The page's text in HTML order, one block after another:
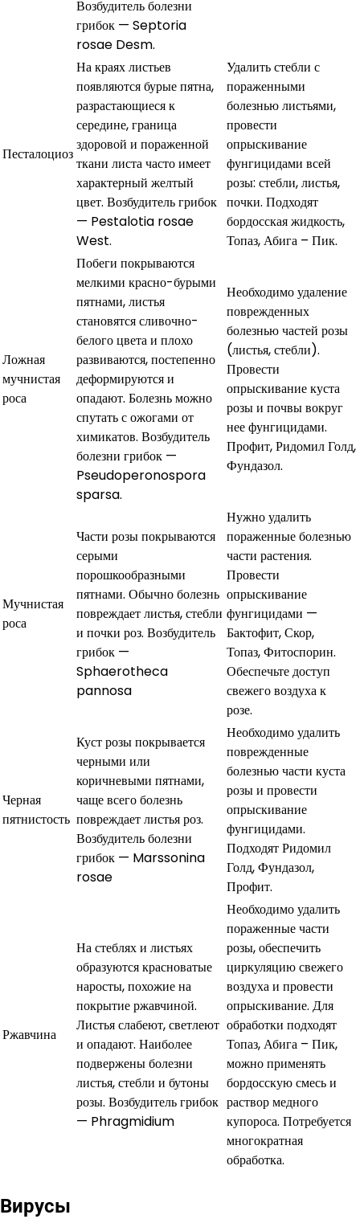
Возбудитель болезни
грибок — Septoria
rosae Desm.
Песталоциоз
На краях листьев
появляются бурые пятна,
разрастающиеся к
середине, граница
здоровой и пораженной
ткани листа часто имеет
характерный желтый
цвет. Возбудитель грибок
— Pestalotia rosae
West.
Удалить стебли с
пораженными
болезнью листьями,
провести
опрыскивание
фунгицидами всей
розы: стебли, листья,
почки. Подходят
бордосская жидкость,
Топаз, Абига – Пик.
Ложная
мучнистая
роса
Побеги покрываются
мелкими красно-бурыми
пятнами, листья
становятся сливочно-
белого цвета и плохо
развиваются, постепенно
деформируются и
опадают. Болезнь можно
спутать с ожогами от
химикатов. Возбудитель
болезни грибок —
Pseudoperonospora
sparsa.
Необходимо удаление
поврежденных
болезнью частей розы
(листья, стебли).
Провести
опрыскивание куста
розы и почвы вокруг
нее фунгицидами.
Профит, Ридомил Голд,
Фундазол.
Мучнистая
роса
Части розы покрываются
серыми
порошкообразными
пятнами. Обычно болезнь
повреждает листья, стебли
и почки роз. Возбудитель
грибок —
Sphaerotheca
pannosa
Нужно удалить
пораженные болезнью
части растения.
Провести
опрыскивание
фунгицидами —
Бактофит, Скор,
Топаз, Фитоспорин.
Обеспечьте доступ
свежего воздуха к
розе.
Черная
пятнистость
Куст розы покрывается
черными или
коричневыми пятнами,
чаще всего болезнь
повреждает листья роз.
Возбудитель болезни
грибок — Marssonina
rosae
Необходимо удалить
поврежденные
болезнью части куста
розы и провести
опрыскивание
фунгицидами.
Подходят Ридомил
Голд, Фундазол,
Профит.
Ржавчина
На стеблях и листьях
образуются красноватые
наросты, похожие на
покрытие ржавчиной.
Листья слабеют, светлеют
и опадают. Наиболее
подвержены болезни
листья, стебли и бутоны
розы. Возбудитель грибок
— Phragmidium
Необходимо удалить
пораженные части
розы, обеспечить
циркуляцию свежего
воздуха и провести
опрыскивание. Для
обработки подходят
Топаз, Абига – Пик,
можно применять
бордосскую смесь и
раствор медного
купороса. Потребуется
многократная
обработка.
Вирусы